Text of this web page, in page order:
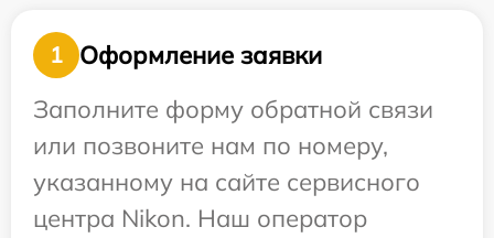
1
Оформление заявки
Заполните форму обратной связи
или позвоните нам по номеру,
указанному на сайте сервисного
центра Nikon. Наш оператор